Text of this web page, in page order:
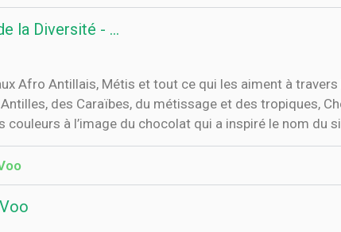
la Diversité - …
Afro Antillais, Métis et tout ce qui les aiment à
des Caraïbes, du métissage et des tropiques,
à l’image du chocolat qui a inspiré le nom du